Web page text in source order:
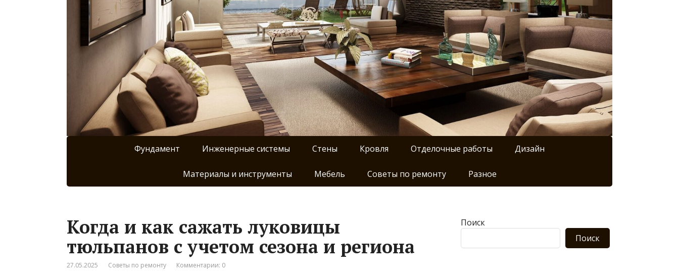
Фундамент Инженерные системы Стены Кровля Отделочные работы Дизайн
Материалы и инструменты Мебель Советы по ремонту Разное
Когда и как сажать луковицы
тюльпанов с учетом сезона и региона
27.05.2025 Советы по ремонту Комментарии: 0
Поиск
Поиск